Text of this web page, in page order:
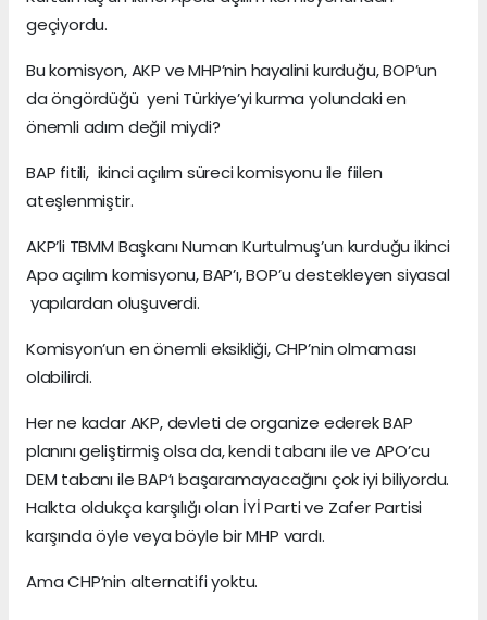
geçiyordu.
Bu komisyon, AKP ve MHP’nin hayalini kurduğu, BOP’un
da öngördüğü yeni Türkiye’yi kurma yolundaki en
önemli adım değil miydi?
BAP fitili, ikinci açılım süreci komisyonu ile fiilen
ateşlenmiştir.
AKP’li TBMM Başkanı Numan Kurtulmuş’un kurduğu ikinci
Apo açılım komisyonu, BAP’ı, BOP’u destekleyen siyasal
yapılardan oluşuverdi.
Komisyon’un en önemli eksikliği, CHP’nin olmaması
olabilirdi.
Her ne kadar AKP, devleti de organize ederek BAP
planını geliştirmiş olsa da, kendi tabanı ile ve APO’cu
DEM tabanı ile BAP’ı başaramayacağını çok iyi biliyordu.
Halkta oldukça karşılığı olan İYİ Parti ve Zafer Partisi
karşında öyle veya böyle bir MHP vardı.
Ama CHP’nin alternatifi yoktu.